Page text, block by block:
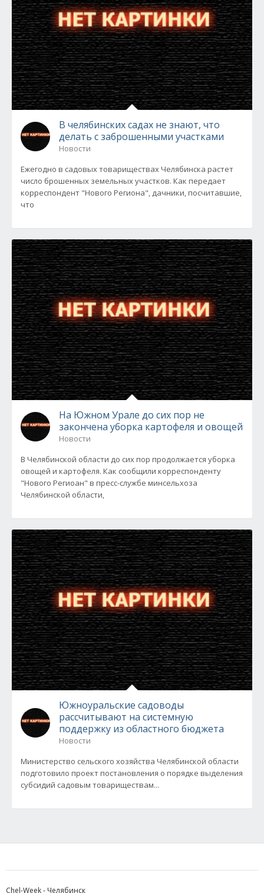
В челябинских садах не знают, что
делать с заброшенными участками
Новости
Ежегодно в садовых товариществах Челябинска растет
число брошенных земельных участков. Как передает
корреспондент "Нового Региона", дачники, посчитавшие,
что
На Южном Урале до сих пор не
закончена уборка картофеля и овощей
Новости
В Челябинской области до сих пор продолжается уборка
овощей и картофеля. Как сообщили корреспонденту
"Нового Региоан" в пресс-службе минсельхоза
Челябинской области,
Южноуральские садоводы
рассчитывают на системную
поддержку из областного бюджета
Новости
Министерство сельского хозяйства Челябинской области
подготовило проект постановления о порядке выделения
субсидий садовым товариществам...
Chel-Week - Челябинск